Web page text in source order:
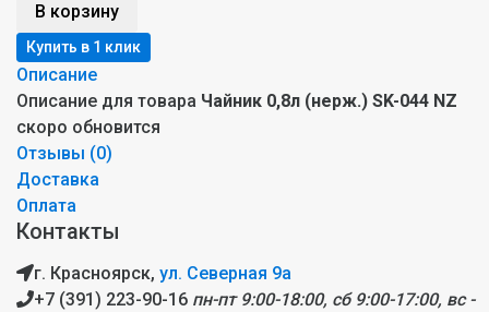
В корзину
Описание
Описание для товара Чайник 0,8л (нерж.) SK-044 NZ
скоро обновится
Отзывы (0)
Доставка
Оплата
Контакты
г. Красноярск, ул. Северная 9а
+7 (391) 223-90-16 пн-пт 9:00-18:00, сб 9:00-17:00, вс -